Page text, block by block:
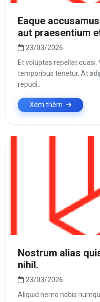
Eaque
aut praesentium
23/03/2026
Et voluptas repellat
temporibus tenetur. At
repudi...
Xem thêm
Nostrum alias
nihil.
23/03/2026
Aliquid nemo nobis